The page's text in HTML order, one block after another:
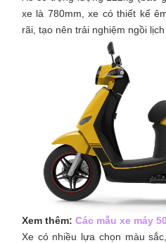
xe là 780mm, xe có thiết kế
rãi, tạo nên trải nghiệm ngồi
Xem thêm: Các mẫu xe máy
Xe có nhiều lựa chọn màu